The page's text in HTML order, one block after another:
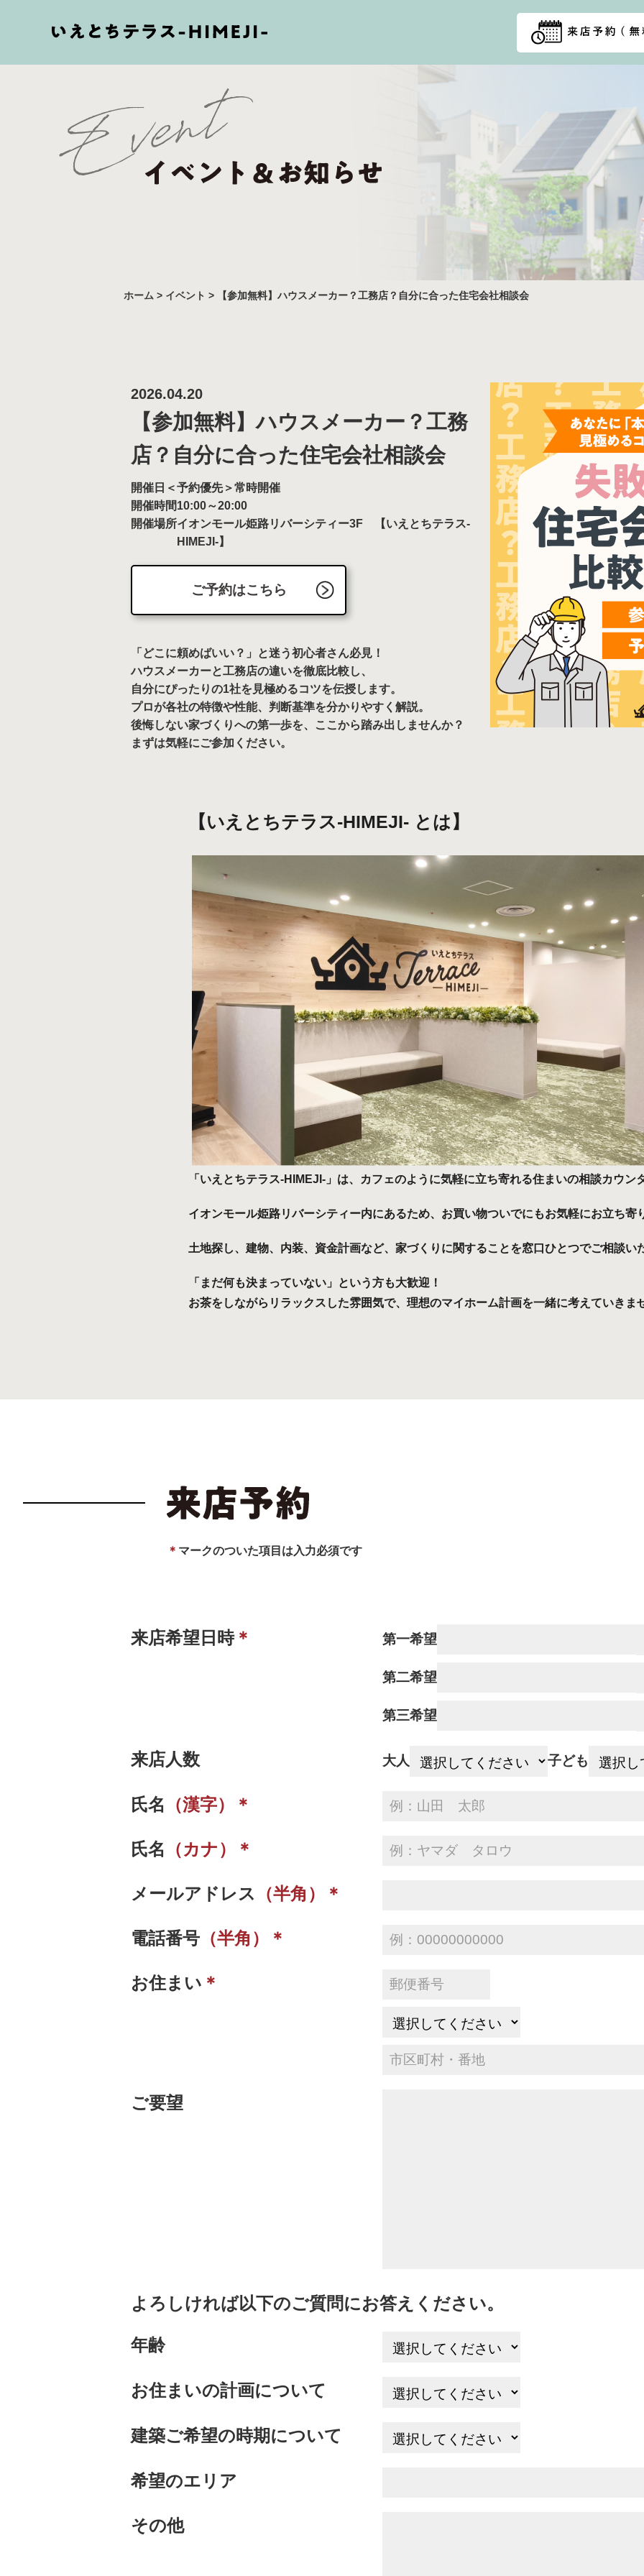
ホーム > イベント > 【参加無料】ハウスメーカー？工務店？自分に合った住宅会社相談会
2026.04.20
【参加無料】ハウスメーカー？工務
店？自分に合った住宅会社相談会
開催日 ＜予約優先＞常時開催
開催時間10:00～20:00
開催場所イオンモール姫路リバーシティー3F 【いえとちテラス-
HIMEJI-】
ご予約はこちら
「どこに頼めばいい？」と迷う初心者さん必見！
ハウスメーカーと工務店の違いを徹底比較し、
自分にぴったりの1社を見極めるコツを伝授します。
プロが各社の特徴や性能、判断基準を分かりやすく解説。
後悔しない家づくりへの第一歩を、ここから踏み出しませんか？
まずは気軽にご参加ください。
【いえとちテラス-HIMEJI- とは】
「いえとちテラス-HIMEJI-」は、カフェのように気軽に立ち寄れる住まいの相談カウン
イオンモール姫路リバーシティー内にあるため、お買い物ついでにもお気軽にお立ち寄
土地探し、建物、内装、資金計画など、家づくりに関することを窓口ひとつでご相談い
「まだ何も決まっていない」という方も大歓迎！
お茶をしながらリラックスした雰囲気で、理想のマイホーム計画を一緒に考えていきま
＊ マークのついた項目は入力必須です
来店希望日時＊ 第一希望
第二希望
第三希望
来店人数 大人 子ども
氏名 （漢字）＊
氏名 （カナ）＊
メールアドレス （半角）＊
電話番号 （半角）＊
お住まい ＊
ご要望
よろしければ以下のご質問にお答えください。
年齢
お住まいの計画について
建築ご希望の時期について
希望のエリア
その他